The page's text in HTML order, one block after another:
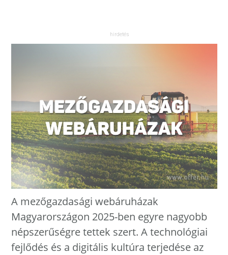
A mezőgazdasági webáruházak
Magyarországon 2025-ben egyre nagyobb
népszerűségre tettek szert. A technológiai
fejlődés és a digitális kultúra terjedése az